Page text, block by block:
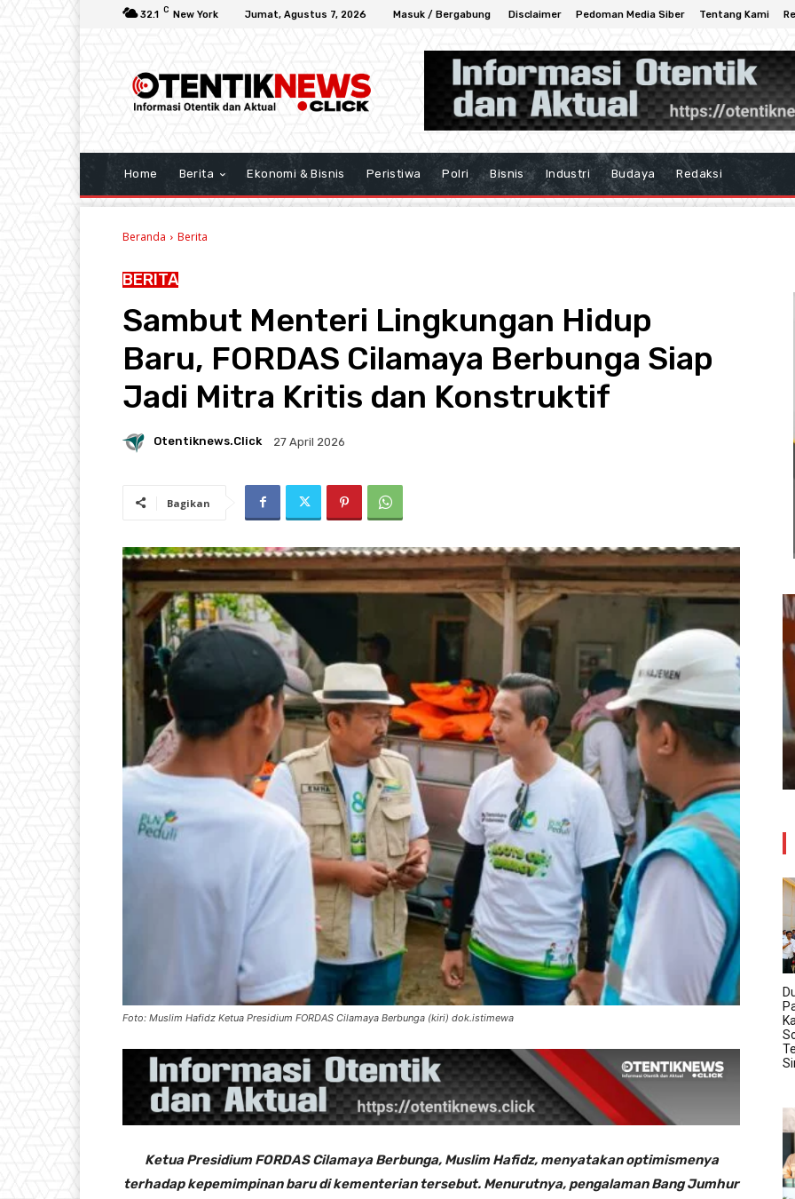
32.1 C New York Jumat, Agustus 7, 2026 Masuk / Bergabung Disclaimer Pedoman Media Siber Tentang Kami
Home Berita Ekonomi & Bisnis Peristiwa Polri Bisnis Industri Budaya Redaksi
Beranda Berita
BERITA
Sambut Menteri Lingkungan Hidup
Baru, FORDAS Cilamaya Berbunga Siap
Jadi Mitra Kritis dan Konstruktif
Otentiknews.click 27 April 2026
Bagikan
Foto: Muslim Hafidz Ketua Presidium FORDAS Cilamaya Berbunga (kiri) dok.istimewa
Ketua Presidium FORDAS Cilamaya Berbunga, Muslim Hafidz, menyatakan optimismenya
terhadap kepemimpinan baru di kementerian tersebut. Menurutnya, pengalaman Bang Jumhur
Usut Keras Tawuran Remaja di
Klari, Polres Karawang Lakukan
Olah TKP dan Buru Pelaku
22 Juli 2026